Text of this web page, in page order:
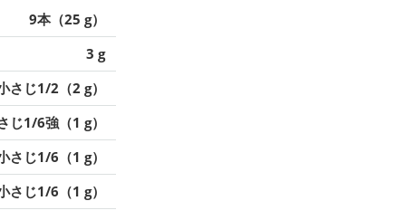
9本（25 g）
3 g
さじ1/2（2 g）
じ1/6強（1 g）
さじ1/6（1 g）
さじ1/6（1 g）